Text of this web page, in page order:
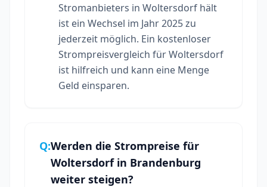
Stromanbieters in Woltersdorf hält
ist ein Wechsel im Jahr 2025 zu
jederzeit möglich. Ein kostenloser
Strompreisvergleich für Woltersdorf
ist hilfreich und kann eine Menge
Geld einsparen.
Q:Werden die Strompreise für
Woltersdorf in Brandenburg
weiter steigen?